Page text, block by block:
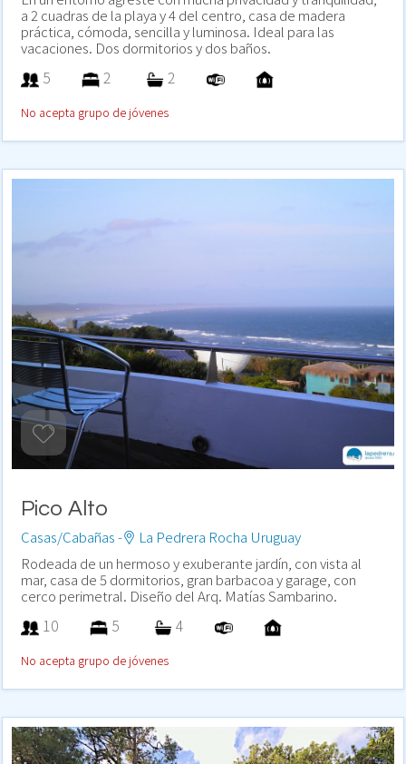
a 2 cuadras de la playa y 4 del centro, casa de madera
práctica, cómoda, sencilla y luminosa. Ideal para las
vacaciones. Dos dormitorios y dos baños.
5 2 2
No acepta grupo de jóvenes
Pico Alto
Casas/Cabañas -
La Pedrera Rocha Uruguay
Rodeada de un hermoso y exuberante jardín, con vista al
mar, casa de 5 dormitorios, gran barbacoa y garage, con
cerco perimetral. Diseño del Arq. Matías Sambarino.
10 5 4
No acepta grupo de jóvenes